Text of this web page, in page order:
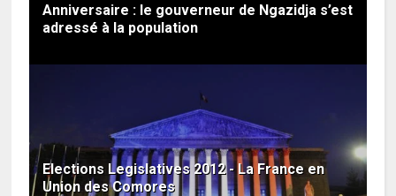
Anniversaire : le gouverneur de Ngazidja s’est
adressé à la population
Elections Legislatives 2012 - La France en
Union des Comores